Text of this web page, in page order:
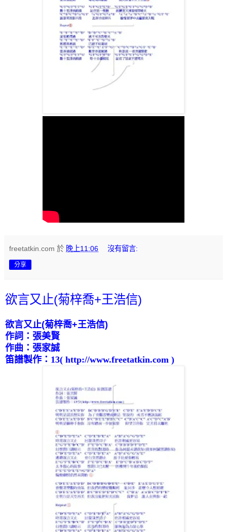
freetatkin.com 於 晚上11:06 沒有留言:
分享
欲言又止(菊梓喬+王浩信)
欲言又止(菊梓喬+王浩信)
作詞：張美賢
作曲：張家誠
笛譜製作： 13( http://www.freetatkin.com )